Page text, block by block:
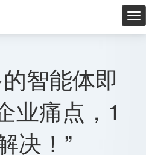
星
智能体即
业痛点，1
决！”